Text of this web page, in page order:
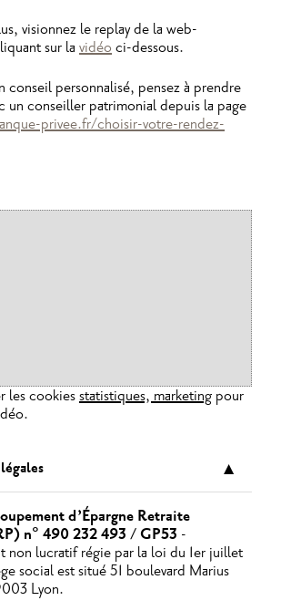
visionnez le replay de la web-
sur la vidéo ci-dessous.
conseil personnalisé, pensez à prendre
un conseiller patrimonial depuis la page
privee.fr/choisir-votre-rendez-
les cookiesstatistiques, marketing pour
▼
d’Épargne Retraite
n° 490 232 493 / GP53 -
non lucratif régie par la loi du 1er juillet
social est situé 51 boulevard Marius
Lyon.